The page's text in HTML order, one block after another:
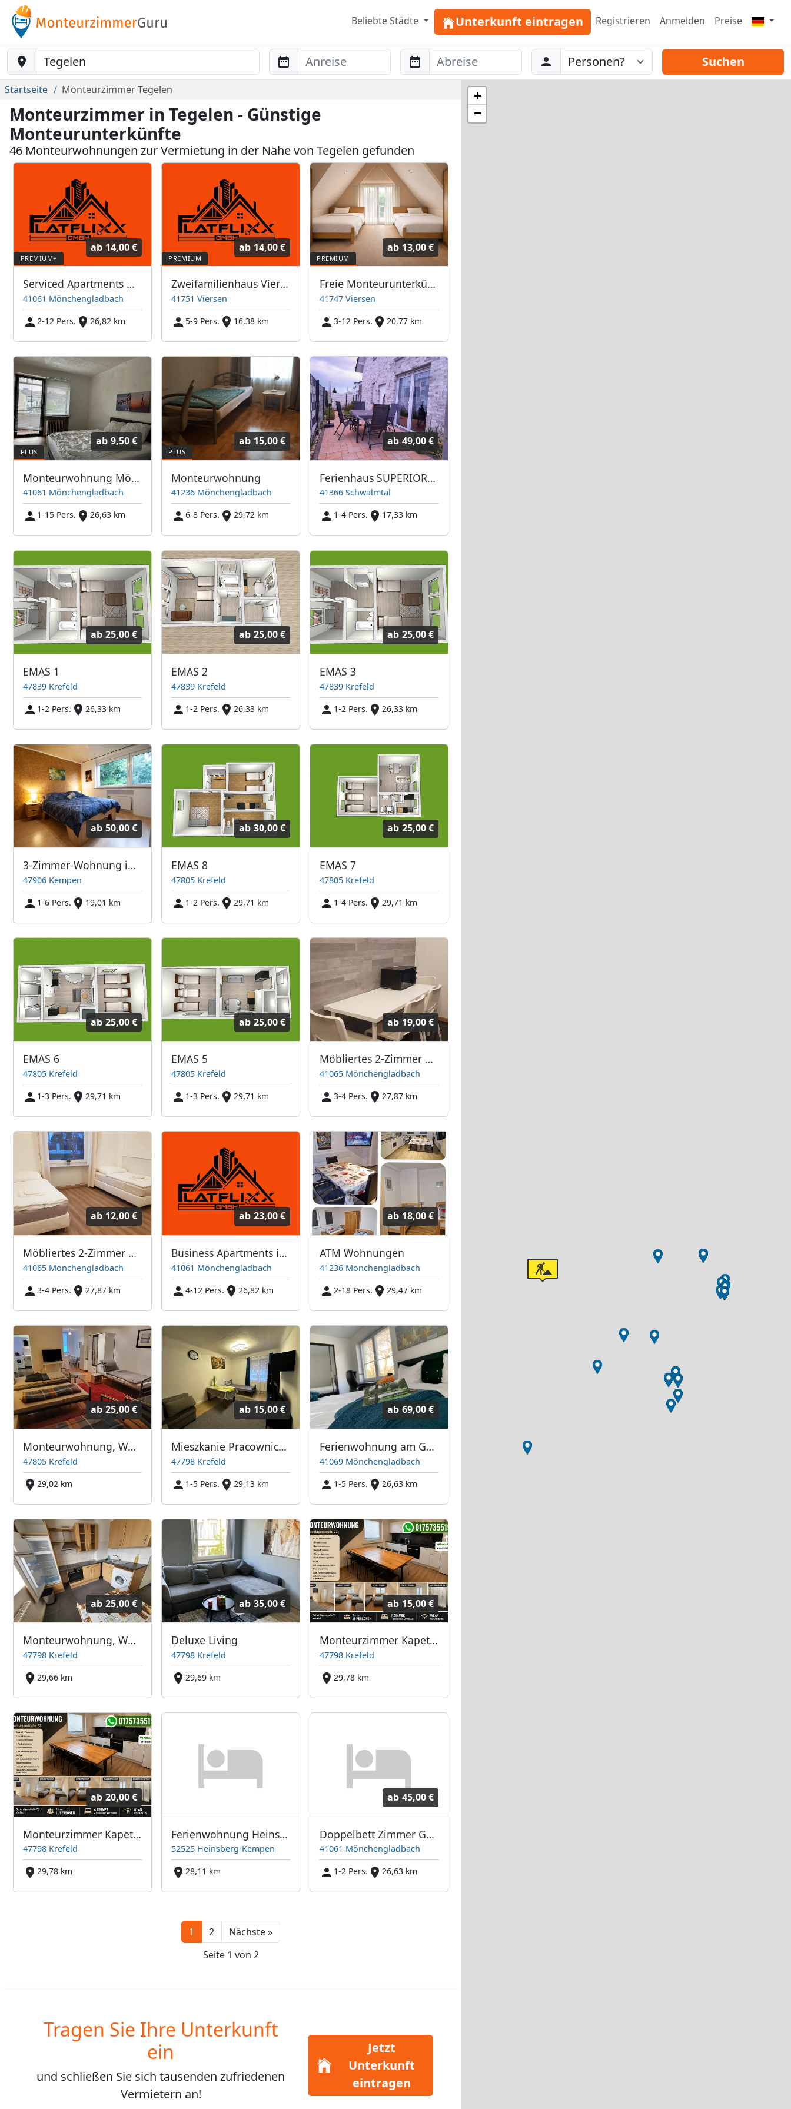
Beliebte Städte Unterkunft eintragen Registrieren Anmelden Preise
Baustelle-Location Anreise Abreise Abreise
Personen Suchen
Startseite Monteurzimmer Tegelen
Monteurzimmer in Tegelen - Günstige
Monteurunterkünfte
46 Monteurwohnungen zur Vermietung in der Nähe von Tegelen gefunden
ab 14,00 €
Serviced Apartments mit viel Komfort
41061 Mönchengladbach
2-12 Pers.
26,82 km
ab 14,00 €
Zweifamilienhaus Viersen-Dülken
41751 Viersen
5-9 Pers.
16,38 km
ab 13,00 €
Freie Monteurunterkünfte in Viersen – JETZT anrufen! Wir sprechen auch Polnisch
41747 Viersen
3-12 Pers.
20,77 km
ab 9,50 €
Monteurwohnung Mönchengladbach Geroweiher
41061 Mönchengladbach
1-15 Pers.
26,63 km
ab 15,00 €
Monteurwohnung
41236 Mönchengladbach
6-8 Pers.
29,72 km
ab 49,00 €
Ferienhaus SUPERIOR Zum Burghof - NEUBAU
41366 Schwalmtal
1-4 Pers.
17,33 km
ab 25,00 €
EMAS 1
47839 Krefeld
1-2 Pers.
26,33 km
ab 25,00 €
EMAS 2
47839 Krefeld
1-2 Pers.
26,33 km
ab 25,00 €
EMAS 3
47839 Krefeld
1-2 Pers.
26,33 km
ab 50,00 €
3-Zimmer-Wohnung in Kempen
47906 Kempen
1-6 Pers.
19,01 km
ab 30,00 €
EMAS 8
47805 Krefeld
1-2 Pers.
29,71 km
ab 25,00 €
EMAS 7
47805 Krefeld
1-4 Pers.
29,71 km
ab 25,00 €
EMAS 6
47805 Krefeld
1-3 Pers.
29,71 km
ab 25,00 €
EMAS 5
47805 Krefeld
1-3 Pers.
29,71 km
ab 19,00 €
Möbliertes 2-Zimmer Appartement (Mönchengladbach)
41065 Mönchengladbach
3-4 Pers.
27,87 km
ab 12,00 €
Möbliertes 2-Zimmer Appartement (Mönchengladbach)
41065 Mönchengladbach
3-4 Pers.
27,87 km
ab 23,00 €
Business Apartments im Herzen von Mönchengladbach
41061 Mönchengladbach
4-12 Pers.
26,82 km
ab 18,00 €
ATM Wohnungen
41236 Mönchengladbach
2-18 Pers.
29,47 km
ab 25,00 €
Monteurwohnung, Wohnen auf Zeit, Monteurzimmer, Kurzzeitvermietung
47805 Krefeld
29,02 km
ab 15,00 €
Mieszkanie Pracownicze - Apartament - 4-5 osobowy - Krefeld
47798 Krefeld
1-5 Pers.
29,13 km
ab 69,00 €
Ferienwohnung am Geroweiher
41069 Mönchengladbach
1-5 Pers.
26,63 km
ab 25,00 €
Monteurwohnung, Wohnen auf Zeit, Monteurzimmer, Kurzzeitvermietung
47798 Krefeld
29,66 km
ab 35,00 €
Deluxe Living
47798 Krefeld
29,69 km
ab 15,00 €
Monteurzimmer Kapetanovic
47798 Krefeld
29,78 km
ab 20,00 €
Monteurzimmer Kapetanovic
47798 Krefeld
29,78 km
Ferienwohnung Heinsberg
52525 Heinsberg-Kempen
28,11 km
ab 45,00 €
Doppelbett Zimmer Geroweiher Mönchengladbach
41061 Mönchengladbach
1-2 Pers.
26,63 km
1 2 Nächste »Next
Seite 1 von 2
Tragen Sie Ihre Unterkunft
ein
und schließen Sie sichtausenden zufriedenen
Vermietern an!
Jetzt
Unterkunft
eintragen
+
−